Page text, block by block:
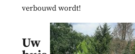
verbouwd wordt!
Uw